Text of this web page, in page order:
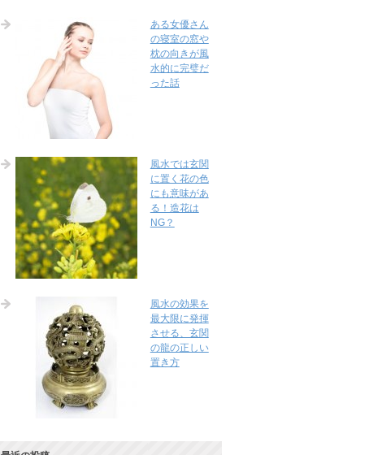
ある女優さん
の寝室の窓や
枕の向きが風
水的に完璧だ
った話
風水では玄関
に置く花の色
にも意味があ
る！造花は
NG？
風水の効果を
最大限に発揮
させる、玄関
の龍の正しい
置き方